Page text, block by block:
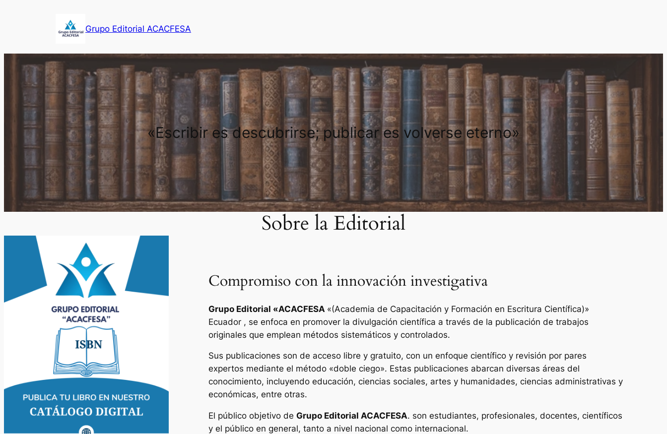
Grupo Editorial ACACFESA
«Escribir es descubrirse; publicar es volverse eterno»
Sobre la Editorial
Compromiso con la innovación investigativa
Grupo Editorial «ACACFESA «(Academia de Capacitación y Formación en Escritura Científica)»
Ecuador , se enfoca en promover la divulgación científica a través de la publicación de trabajos
originales que emplean métodos sistemáticos y controlados.
Sus publicaciones son de acceso libre y gratuito, con un enfoque científico y revisión por pares
expertos mediante el método «doble ciego». Estas publicaciones abarcan diversas áreas del
conocimiento, incluyendo educación, ciencias sociales, artes y humanidades, ciencias administrativas y
económicas, entre otras.
El público objetivo de Grupo Editorial ACACFESA. son estudiantes, profesionales, docentes, científicos
y el público en general, tanto a nivel nacional como internacional.